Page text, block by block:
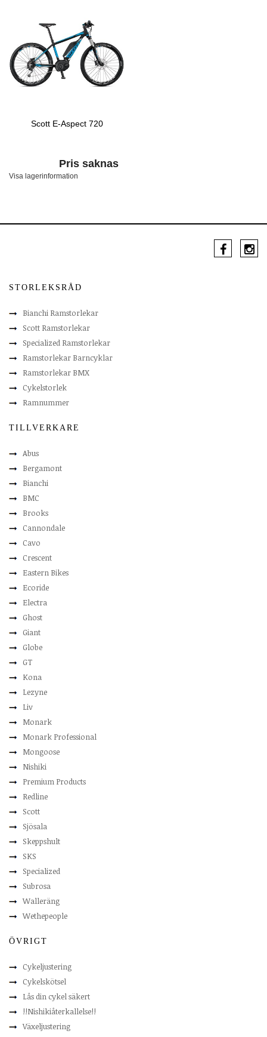
Scott E-Aspect 720
Pris saknas
Visa lagerinformation
STORLEKSRÅD
Bianchi Ramstorlekar
Scott Ramstorlekar
Specialized Ramstorlekar
Ramstorlekar Barncyklar
Ramstorlekar BMX
Cykelstorlek
Ramnummer
TILLVERKARE
Abus
Bergamont
Bianchi
BMC
Brooks
Cannondale
Cavo
Crescent
Eastern Bikes
Ecoride
Electra
Ghost
Giant
Globe
GT
Kona
Lezyne
Liv
Monark
Monark Professional
Mongoose
Nishiki
Premium Products
Redline
Scott
Sjösala
Skeppshult
SKS
Specialized
Subrosa
Walleräng
Wethepeople
ÖVRIGT
Cykeljustering
Cykelskötsel
Lås din cykel säkert
!!Nishikiåterkallelse!!
Växeljustering